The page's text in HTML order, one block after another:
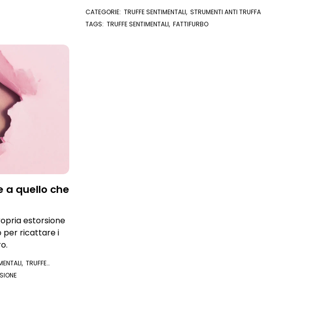
CATEGORIE: TRUFFE SENTIMENTALI, STRUMENTI ANTI TRUFFA
TAGS: TRUFFE SENTIMENTALI, FATTIFURBO
a quello che
estorsione
per ricattare i
, TRUFFE